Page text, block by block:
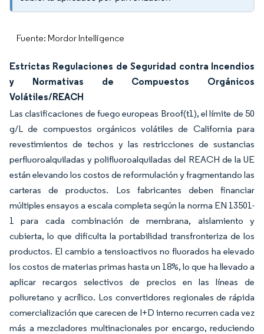
Fuente: Mordor Intelligence
Estrictas Regulaciones de Seguridad contra Incendios
y Normativas de Compuestos Orgánicos
Volátiles/REACH
Las clasificaciones de fuego europeas Broof(t1), el límite de 50
g/L de compuestos orgánicos volátiles de California para
revestimientos de techos y las restricciones de sustancias
perfluoroalquiladas y polifluoroalquiladas del REACH de la UE
están elevando los costos de reformulación y fragmentando las
carteras de productos. Los fabricantes deben financiar
múltiples ensayos a escala completa según la norma EN 13501-
1 para cada combinación de membrana, aislamiento y
cubierta, lo que dificulta la portabilidad transfronteriza de los
productos. El cambio a tensioactivos no fluorados ha elevado
los costos de materias primas hasta un 18%, lo que ha llevado a
aplicar recargos selectivos de precios en las líneas de
poliuretano y acrílico. Los convertidores regionales de rápida
comercialización que carecen de I+D interno recurren cada vez
más a mezcladores multinacionales por encargo, reduciendo